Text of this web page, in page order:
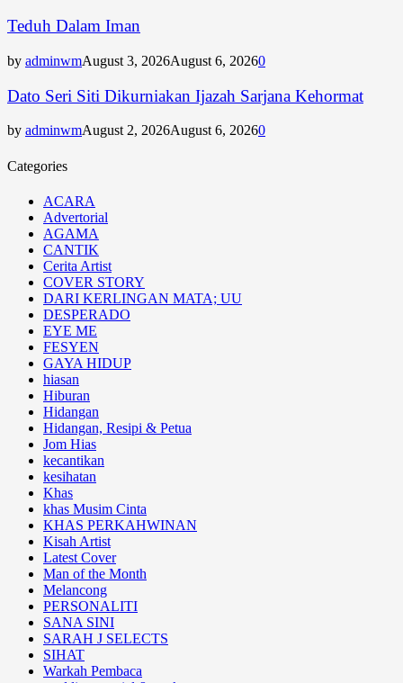
Teduh Dalam Iman
by adminwmAugust 3, 2026August 6, 20260
Dato Seri Siti Dikurniakan Ijazah Sarjana Kehormat
by adminwmAugust 2, 2026August 6, 20260
Categories
ACARA
Advertorial
AGAMA
CANTIK
Cerita Artist
COVER STORY
DARI KERLINGAN MATA; UU
DESPERADO
EYE ME
FESYEN
GAYA HIDUP
hiasan
Hiburan
Hidangan
Hidangan, Resipi & Petua
Jom Hias
kecantikan
kesihatan
Khas
khas Musim Cinta
KHAS PERKAHWINAN
Kisah Artist
Latest Cover
Man of the Month
Melancong
PERSONALITI
SANA SINI
SARAH J SELECTS
SIHAT
Warkah Pembaca